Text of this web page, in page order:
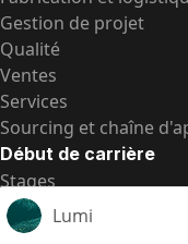
Gestion de projet
Qualité
Ventes
Services
Sourcing et chaîne
Début de carrière
Stages
Postes de d’entrée
Toutes les opportunités